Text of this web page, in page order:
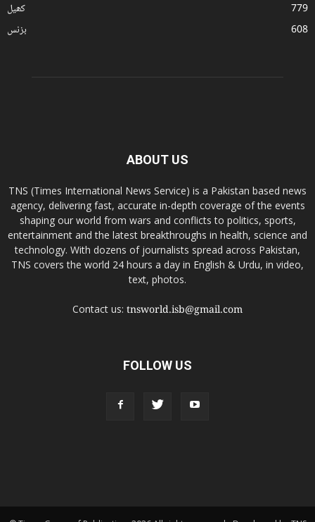
کھیل
779
بزنس
608
ABOUT US
TNS (Times International News Service) is a Pakistan based news
agency, delivering fast, accurate in-depth coverage of the events
shaping our world from wars and conflicts to politics, sports,
entertainment and the latest breakthroughs in health, science and
technology. With dozens of journalists spread across Pakistan,
TNS covers the world 24 hours a day in English & Urdu, in video,
text, photos.
Contact us: tnsworld.isb@gmail.com
FOLLOW US